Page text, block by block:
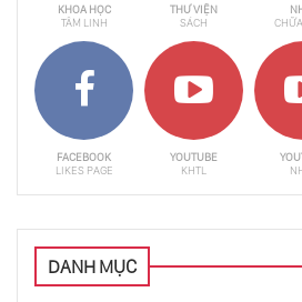
KHOA HỌC
TÂM LINH
THƯ VIỆN
SÁCH
FACEBOOK
LIKES PAGE
YOUTUBE
KHTL
DANH MỤC